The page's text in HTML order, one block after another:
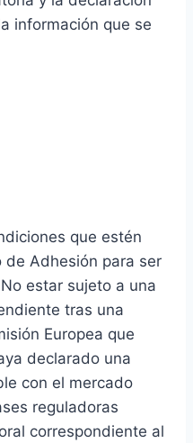
información que se
que estén
de Adhesión para ser
estar sujeto a una
tras una
Europea que
declarado una
con el mercado
reguladoras
correspondiente al